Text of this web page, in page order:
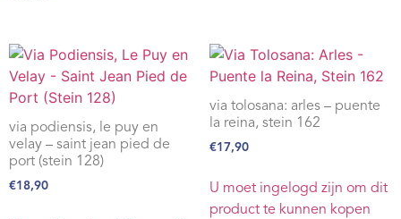
via podiensis, le puy en
velay – saint jean pied de
port (stein 128)
€18,90
via tolosana: arles – puente
la reina, stein 162
€17,90
U moet ingelogd zijn om dit
product te kunnen kopen